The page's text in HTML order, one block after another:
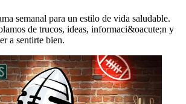
semanal para un estilo de vida saludable.
de trucos, ideas, informaci&oacute;n y
a sentirte bien.